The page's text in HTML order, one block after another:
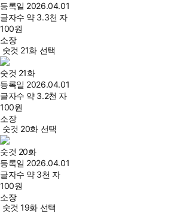
등록일 2026.04.01
글자수 약 3.3천 자
100원
소장
숫것 21화 선택
숫것 21화
등록일 2026.04.01
글자수 약 3.2천 자
100원
소장
숫것 20화 선택
숫것 20화
등록일 2026.04.01
글자수 약 3천 자
100원
소장
숫것 19화 선택